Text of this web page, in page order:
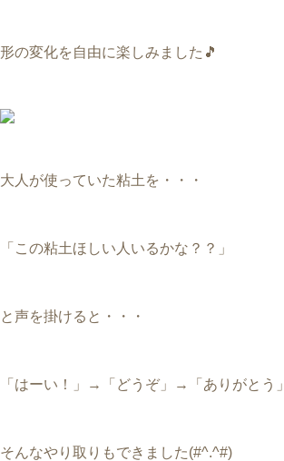
形の変化を自由に楽しみました🎵
大人が使っていた粘土を・・・
「この粘土ほしい人いるかな？？」
と声を掛けると・・・
「はーい！」→「どうぞ」→「ありがとう」
そんなやり取りもできました(#^.^#)